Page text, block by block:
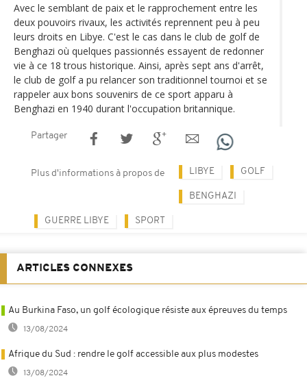
Avec le semblant de paix et le rapprochement entre les
deux pouvoirs rivaux, les activités reprennent peu à peu
leurs droits en Libye. C'est le cas dans le club de golf de
Benghazi où quelques passionnés essayent de redonner
vie à ce 18 trous historique. Ainsi, après sept ans d'arrêt,
le club de golf a pu relancer son traditionnel tournoi et se
rappeler aux bons souvenirs de ce sport apparu à
Benghazi en 1940 durant l'occupation britannique.
Partager
Plus d'informations à propos de LIBYE GOLF
BENGHAZI
GUERRE LIBYE SPORT
ARTICLES CONNEXES
Au Burkina Faso, un golf écologique résiste aux épreuves du temps
13/08/2024
Afrique du Sud : rendre le golf accessible aux plus modestes
13/08/2024